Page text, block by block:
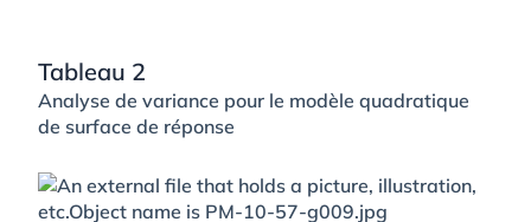
Tableau 2
Analyse de variance pour le modèle quadratique
de surface de réponse